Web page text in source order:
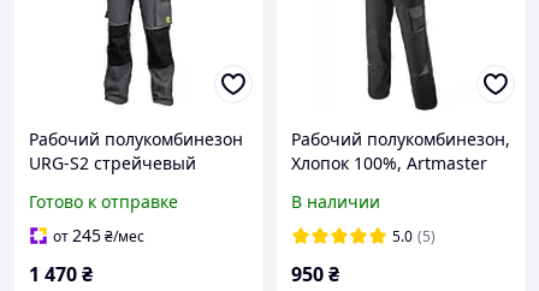
Рабочий полукомбинезон
URG-S2 стрейчевый
Готово к отправке
от245₴/мес
1 470₴
Рабочий полукомбинезон,
Хлопок 100%, Artmaster
В наличии
5.0 (5)
950₴